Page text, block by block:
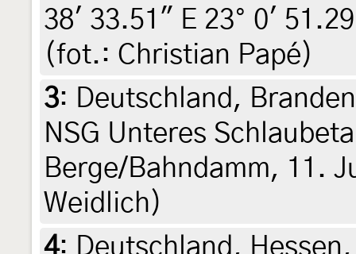
38' 33.51" E 23° 0'
(fot.: Christian Papé)
3: Deutschland,
NSG Unteres
Berge/Bahndamm, 11.
Weidlich)
4: Deutschland,